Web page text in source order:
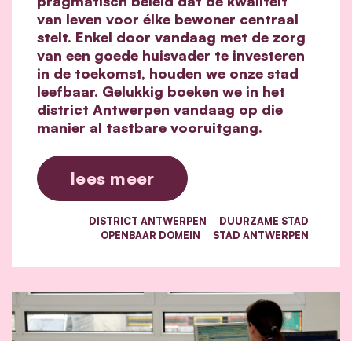
van leven voor élke bewoner centraal
stelt. Enkel door vandaag met de zorg
van een goede huisvader te investeren
in de toekomst, houden we onze stad
leefbaar. Gelukkig boeken we in het
district Antwerpen vandaag op die
manier al tastbare vooruitgang.
lees meer
DISTRICT ANTWERPEN
DUURZAME STAD
OPENBAAR DOMEIN
STAD ANTWERPEN